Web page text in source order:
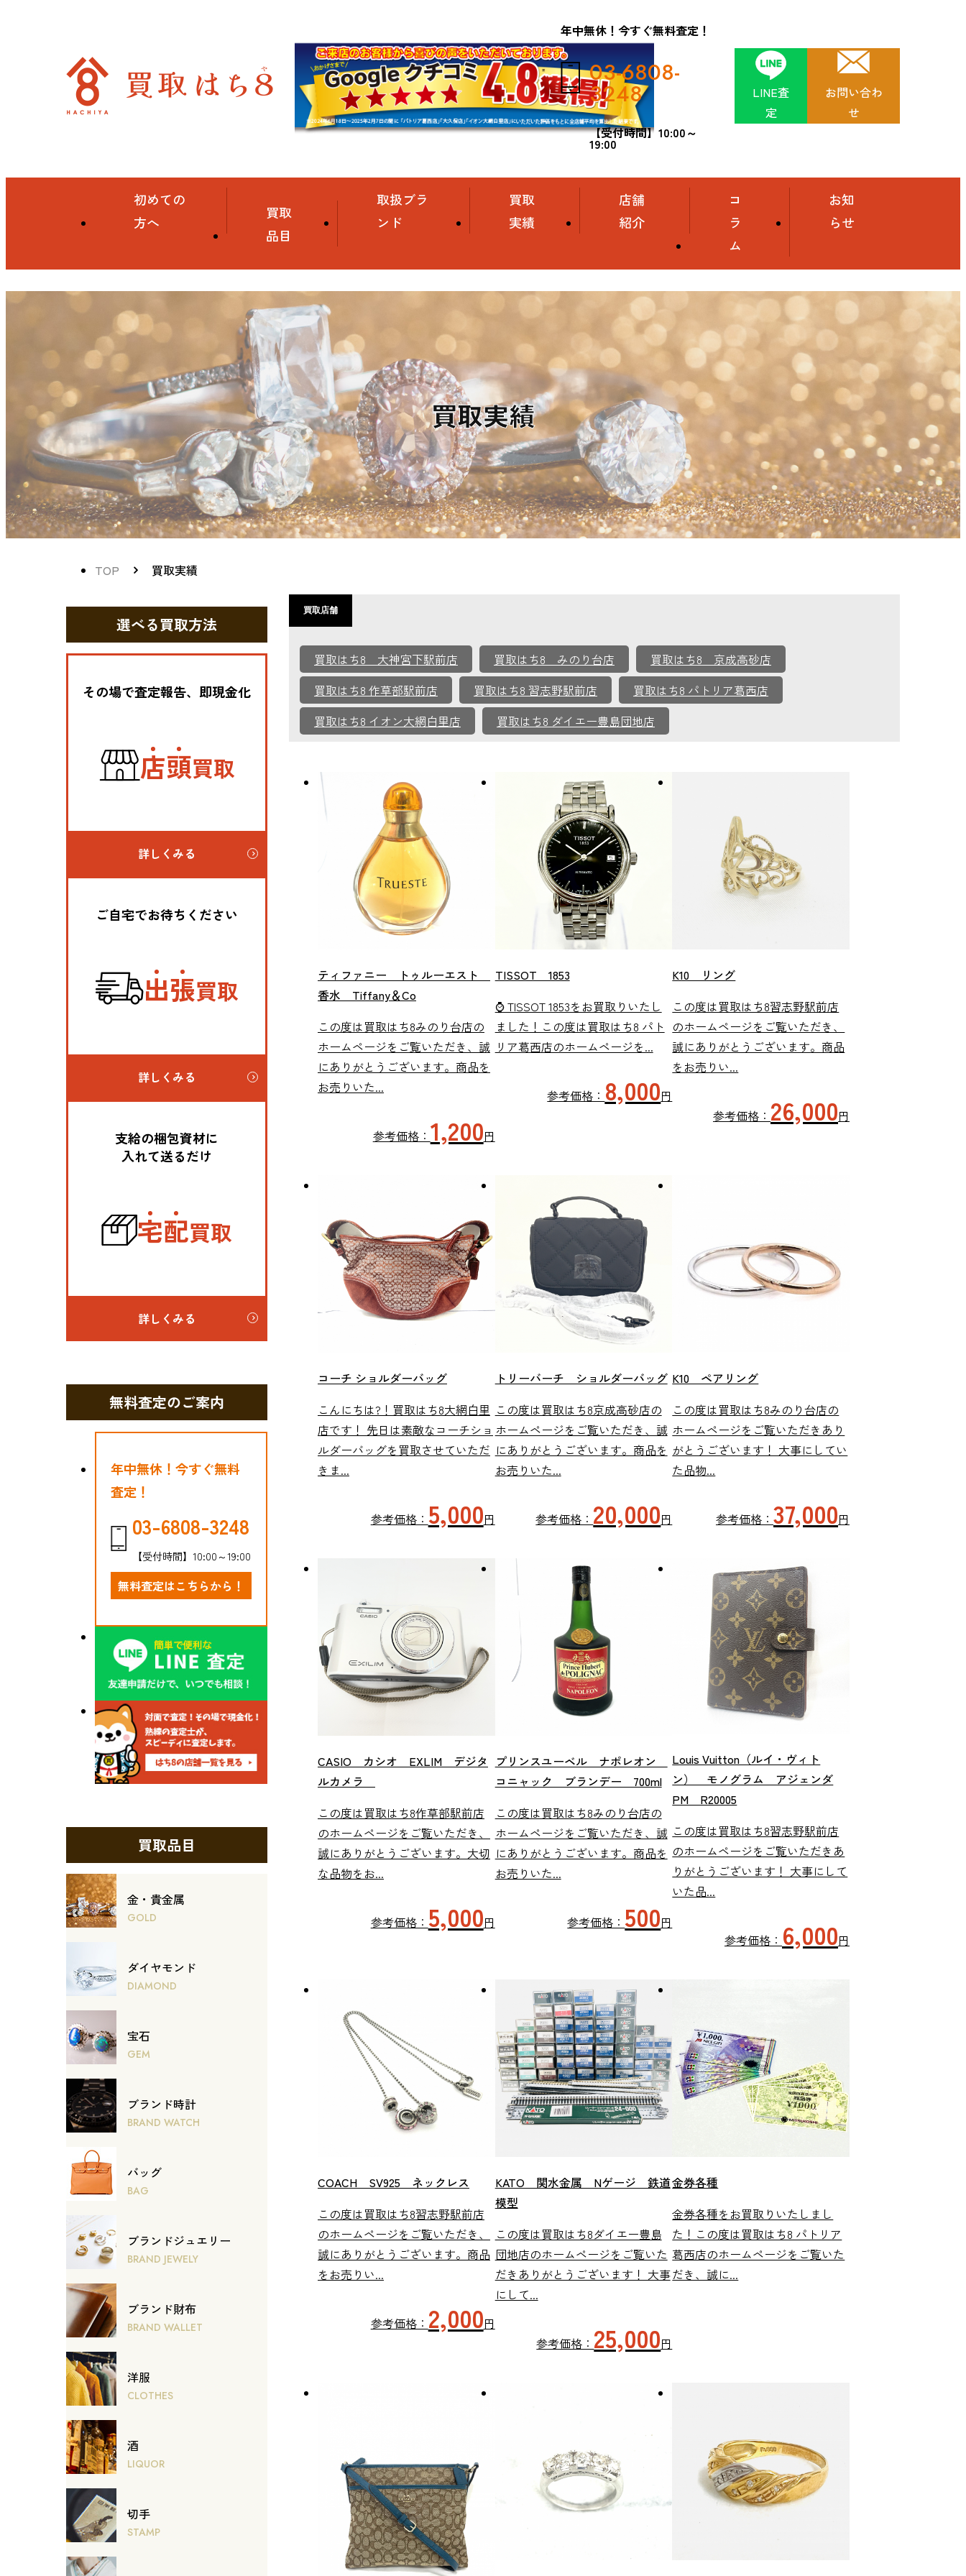
年中無休！今すぐ無料査定！
03-6808-
3248
【受付時間】10:00～
19:00
LINE査
定
お問い合わ
せ
初めての
方へ
買取
品目
取扱ブラ
ンド
買取
実績
店舗
紹介
コ
ラ
ム
お知
らせ
買取実績
TOP 買取実績
選べる買取方法
その場で査定報告、即現金化
店頭買取
詳しくみる
ご自宅でお待ちください
出張買取
詳しくみる
支給の梱包資材に
入れて送るだけ
宅配買取
詳しくみる
無料査定のご案内
年中無休！今すぐ無料
査定！
03-6808-3248
【受付時間】10:00～19:00
無料査定はこちらから！
買取品目
金・貴金属
GOLD
ダイヤモンド
DIAMOND
宝石
GEM
ブランド時計
BRAND WATCH
バッグ
BAG
ブランドジュエリー
BRAND JEWELY
ブランド財布
BRAND WALLET
洋服
CLOTHES
酒
LIQUOR
切手
STAMP
買取店舗
買取はち8 大神宮下駅前店 買取はち8 みのり台店
買取はち8 京成高砂店
買取はち8 作草部駅前店
買取はち8 習志野駅前店
買取はち8 パトリア葛西店
買取はち8 イオン大網白里店
買取はち8 ダイエー豊島団地店
ティファニー トゥルーエスト
香水 Tiffany＆Co
この度は買取はち8みのり台店の
ホームページをご覧いただき、誠
にありがとうございます。商品を
お売りいた...
参考価格： 1,200円
TISSOT 1853
⌚ TISSOT 1853をお買取りいたし
ました！この度は買取はち8 パト
リア葛西店のホームページを...
参考価格： 8,000円
K10 リング
この度は買取はち8習志野駅前店
のホームページをご覧いただき、
誠にありがとうございます。商品
をお売りい...
参考価格： 26,000円
コーチ ショルダーバッグ
こんにちは?！買取はち8大網白里
店です！ 先日は素敵なコーチショ
ルダーバッグを買取させていただ
きま...
参考価格： 5,000円
トリーバーチ ショルダーバッグ
この度は買取はち8京成高砂店の
ホームページをご覧いただき、誠
にありがとうございます。商品を
お売りいた...
参考価格： 20,000円
K10 ペアリング
この度は買取はち8みのり台店の
ホームページをご覧いただきあり
がとうございます！ 大事にしてい
た品物...
参考価格： 37,000円
CASIO カシオ EXLIM デジタ
ルカメラ
この度は買取はち8作草部駅前店
のホームページをご覧いただき、
誠にありがとうございます。大切
な品物をお...
参考価格： 5,000円
プリンスユーベル ナポレオン
コニャック ブランデー 700ml
この度は買取はち8みのり台店の
ホームページをご覧いただき、誠
にありがとうございます。商品を
お売りいた...
参考価格：500円
Louis Vuitton（ルイ・ヴィト
ン） モノグラム アジェンダ
PM R20005
この度は買取はち8習志野駅前店
のホームページをご覧いただきあ
りがとうございます！ 大事にして
いた品...
参考価格： 6,000円
COACH SV925 ネックレス
この度は買取はち8習志野駅前店
のホームページをご覧いただき、
誠にありがとうございます。商品
をお売りい...
参考価格： 2,000円
KATO 関水金属 Nゲージ 鉄道
模型
この度は買取はち8ダイエー豊島
団地店のホームページをご覧いた
だきありがとうございます！ 大事
にして...
参考価格： 25,000円
金券各種
金券各種をお買取りいたしまし
た！この度は買取はち8 パトリア
葛西店のホームページをご覧いた
だき、誠に...